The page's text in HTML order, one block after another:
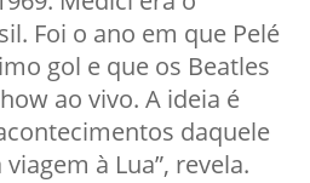
Foi o ano em que Pelé
gol e que os Beatles
ao vivo. A ideia é
daquele
à Lua”, revela.